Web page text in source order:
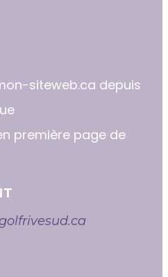
siteweb.ca depuis
première page de